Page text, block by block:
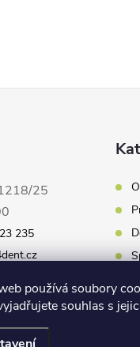
používá soubory
souhlas s
25
235
nastavení cookies